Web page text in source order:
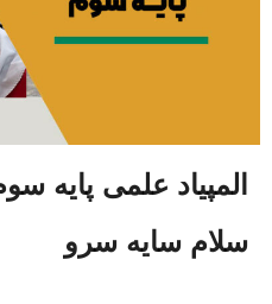
المپیاد علمی پایه
سلام سایه سرو